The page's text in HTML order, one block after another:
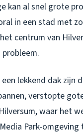
kan al snel grote
in een stad met
centrum van
lekkend dak zijn
verstopte
waar het
Park-